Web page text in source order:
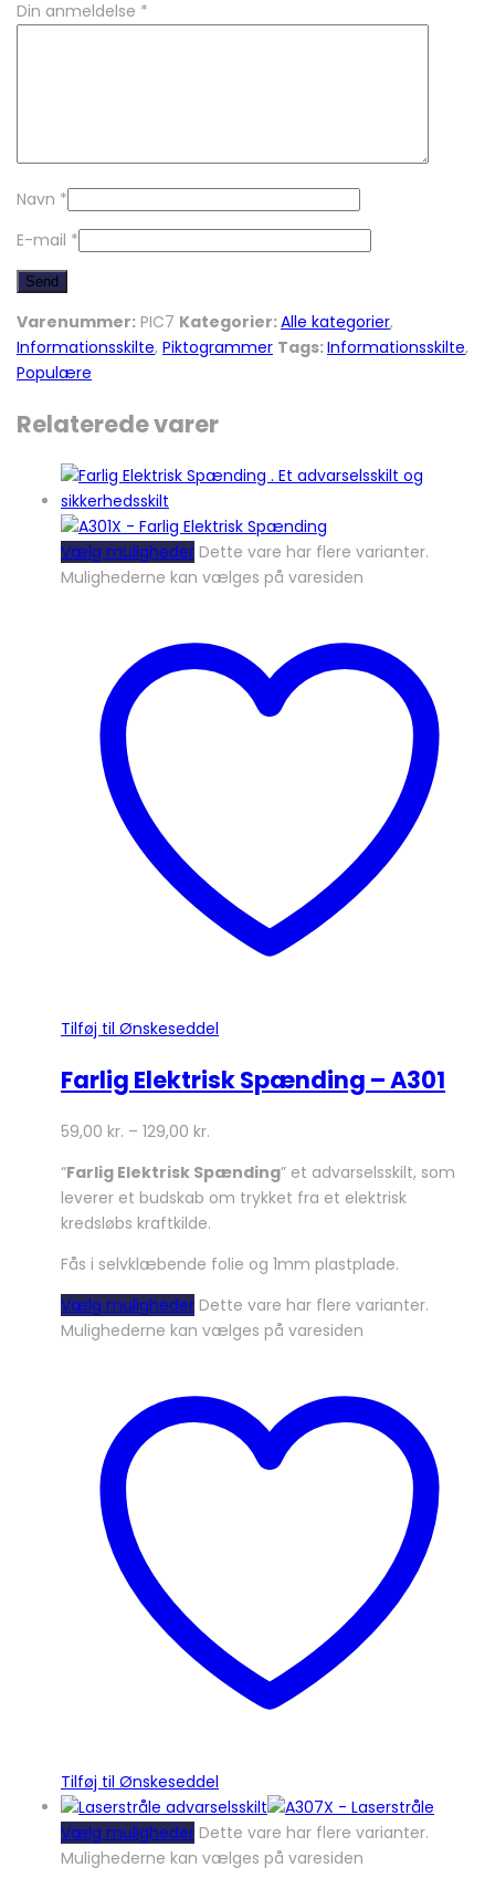
Din anmeldelse *
Navn *
E-mail *
Varenummer: PIC7 Kategorier:Alle kategorier,
Informationsskilte, Piktogrammer Tags:Informationsskilte,
Populære
Relaterede varer
Vælg muligheder Dette vare har flere varianter.
Mulighederne kan vælges på varesiden
Tilføj til Ønskeseddel
Farlig Elektrisk Spænding – A301
59,00 kr. – 129,00 kr.
“Farlig Elektrisk Spænding” et advarselsskilt, som
leverer et budskab om trykket fra et elektrisk
kredsløbs kraftkilde.
Fås i selvklæbende folie og 1mm plastplade.
Vælg muligheder Dette vare har flere varianter.
Mulighederne kan vælges på varesiden
Tilføj til Ønskeseddel
Vælg muligheder Dette vare har flere varianter.
Mulighederne kan vælges på varesiden